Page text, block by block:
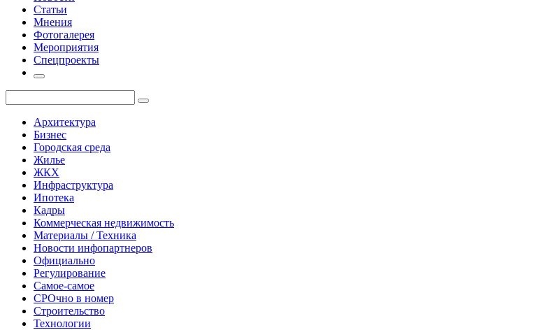
Статьи
Мнения
Фотогалерея
Мероприятия
Спецпроекты
Архитектура
Бизнес
Городская среда
Жилье
ЖКХ
Инфраструктура
Ипотека
Кадры
Коммерческая недвижимость
Материалы / Техника
Новости инфопартнеров
Официально
Регулирование
Самое-самое
СРОчно в номер
Строительство
Технологии